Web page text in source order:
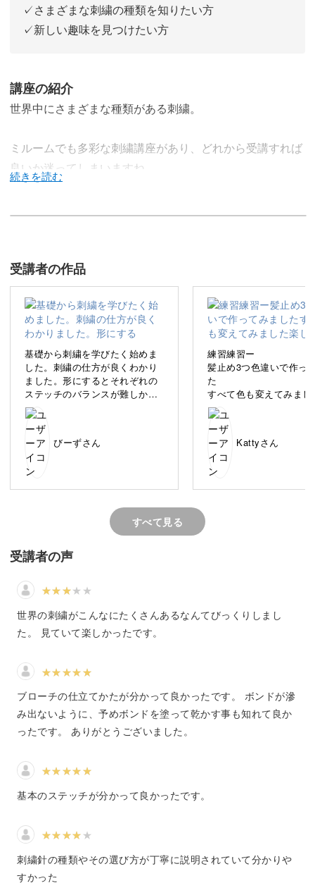
✓さまざまな刺繍の種類を知りたい方
✓新しい趣味を見つけたい方
講座の紹介
世界中にさまざまな種類がある刺繍。
ミルームでも多彩な刺繍講座があり、どれから受講すれば
良いか迷ってしまいますね。
どう始めていいか悩んでいるそんな方に、はじめの一歩と
なる刺繍基礎講座をご用意しました。
刺繍とは何か、その種類から道具や材料、基本のステッチ
までこの講座でまるっと学べます。
受講した後は、数あるミルーム講座の中から好きな作品が
きっと作れるようになりますよ♪
みなさんが刺繍と聞いて思い浮かべるのは、どんな作品で
しょうか？
お花や生き物だったり、イニシャルや模様のようだったり
とさまざまな刺繍作品がありますね。
刺繍の魅力は、針と糸という限られた道具や材料だけで多
彩な絵柄を作り出せること。
ですが、使う道具は同じでも、実はたくさんの刺し方や縫
い方があるんです。
受講者の作品
基礎から刺繍を学びたく始めま
した。刺繍の仕方が良くわかり
ました。形にするとそれぞれの
ステッチのバランスが難しかっ
たです。
びーずさん
練習練習ー
髪止め3つ色違いで作っ
た
すべて色も変えてみまし
楽しかった♡
Kattyさん
すべて見る
受講者の声
世界の刺繍がこんなにたくさんあるなんてびっくりしまし
た。 見ていて楽しかったです。
ブローチの仕立てかたが分かって良かったです。 ボンドが滲
み出ないように、予めボンドを塗って乾かす事も知れて良か
ったです。 ありがとうございました。
基本のステッチが分かって良かったです。
刺繍針の種類やその選び方が丁寧に説明されていて分かりや
すかった